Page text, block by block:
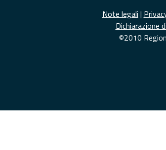
Note legali |
Dichiarazione
©2010